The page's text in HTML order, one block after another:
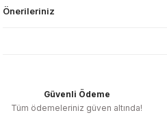
Önerileriniz
Güvenli Ödeme
Tüm ödemeleriniz güven altında!